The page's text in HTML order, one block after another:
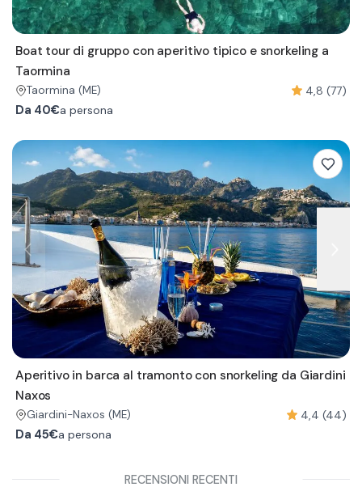
Boat tour di gruppo con aperitivo tipico e snorkeling a
Taormina
Taormina (ME)
4,8 (77)
Da 40€a persona
Aperitivo in barca al tramonto con snorkeling da Giardini
Naxos
Giardini-Naxos (ME)
4,4 (44)
Da 45€a persona
RECENSIONI RECENTI